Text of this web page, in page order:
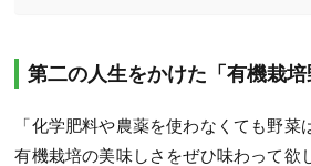
第二の人生をかけた「有機栽培
「化学肥料や農薬を使わなくても野菜
有機栽培の美味しさをぜひ味わって欲